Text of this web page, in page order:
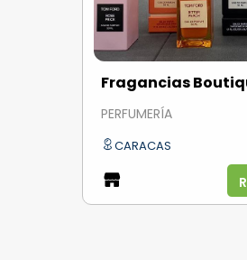
Fragancias
PERFUMERÍA
CARACAS